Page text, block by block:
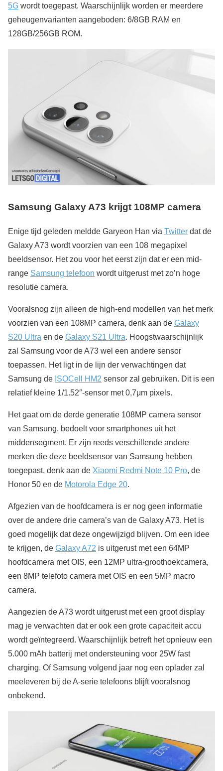
5G wordt toegepast. Waarschijnlijk worden er meerdere
geheugenvarianten aangeboden: 6/8GB RAM en
128GB/256GB ROM.
Samsung Galaxy A73 krijgt 108MP camera
Enige tijd geleden meldde Garyeon Han via Twitter dat de
Galaxy A73 wordt voorzien van een 108 megapixel
beeldsensor. Het zou voor het eerst zijn dat er een mid-
range Samsung telefoon wordt uitgerust met zo’n hoge
resolutie camera.
Vooralsnog zijn alleen de high-end modellen van het merk
voorzien van een 108MP camera, denk aan de Galaxy
S20 Ultra en de Galaxy S21 Ultra. Hoogstwaarschijnlijk
zal Samsung voor de A73 wel een andere sensor
toepassen. Het ligt in de lijn der verwachtingen dat
Samsung de ISOCell HM2 sensor zal gebruiken. Dit is een
relatief kleine 1/1.52″-sensor met 0,7μm pixels.
Het gaat om de derde generatie 108MP camera sensor
van Samsung, bedoelt voor smartphones uit het
middensegment. Er zijn reeds verschillende andere
merken die deze beeldsensor van Samsung hebben
toegepast, denk aan de Xiaomi Redmi Note 10 Pro, de
Honor 50 en de Motorola Edge 20.
Afgezien van de hoofdcamera is er nog geen informatie
over de andere drie camera’s van de Galaxy A73. Het is
goed mogelijk dat deze ongewijzigd blijven. Om een idee
te krijgen, de Galaxy A72 is uitgerust met een 64MP
hoofdcamera met OIS, een 12MP ultra-groothoekcamera,
een 8MP telefoto camera met OIS en een 5MP macro
camera.
Aangezien de A73 wordt uitgerust met een groot display
mag je verwachten dat er ook een grote capaciteit accu
wordt geïntegreerd. Waarschijnlijk betreft het opnieuw een
5.000 mAh batterij met ondersteuning voor 25W fast
charging. Of Samsung volgend jaar nog een oplader zal
meeleveren bij de A-serie telefoons blijft vooralsnog
onbekend.